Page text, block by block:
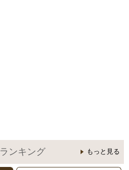
ランキング もっと見る